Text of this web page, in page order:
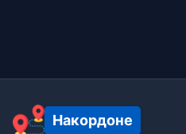
Накордоне